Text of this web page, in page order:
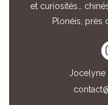
et curiosités…
Plonéis, près
Jocelyne